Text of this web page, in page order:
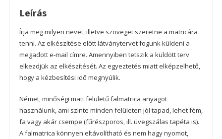
Leírás
Írja meg milyen nevet, illetve szöveget szeretne a matricára
tenni. Az elkészítése előtt látványtervet fogunk küldeni a
megadott e-mail címre. Amennyiben tetszik a küldött terv
elkezdjük az elkészítését. Az egyeztetés miatt elképzelhető,
hogy a kézbesítési idő megnyúlik.
Német, minőségi matt felületű falmatrica anyagot
használunk, ami szinte minden felületen jól tapad, lehet fém,
fa vagy akár csempe (fűrészporos, ill. üvegszálas tapéta is).
A falmatrica könnyen eltávolítható és nem hagy nyomot,